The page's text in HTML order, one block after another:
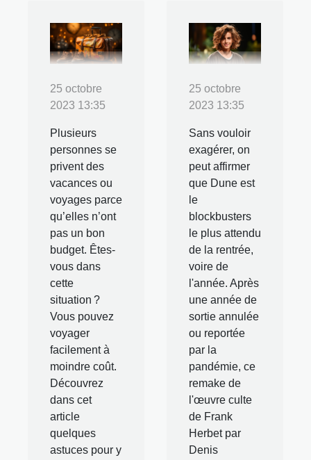
25 octobre
2023 13:35
Plusieurs
personnes se
privent des
vacances ou
voyages parce
qu’elles n’ont
pas un bon
budget. Êtes-
vous dans
cette
situation ?
Vous pouvez
voyager
facilement à
moindre coût.
Découvrez
dans cet
article
quelques
astuces pour y
25 octobre
2023 13:35
Sans vouloir
exagérer, on
peut affirmer
que Dune est
le
blockbusters
le plus attendu
de la rentrée,
voire de
l'année. Après
une année de
sortie annulée
ou reportée
par la
pandémie, ce
remake de
l'œuvre culte
de Frank
Herbet par
Denis